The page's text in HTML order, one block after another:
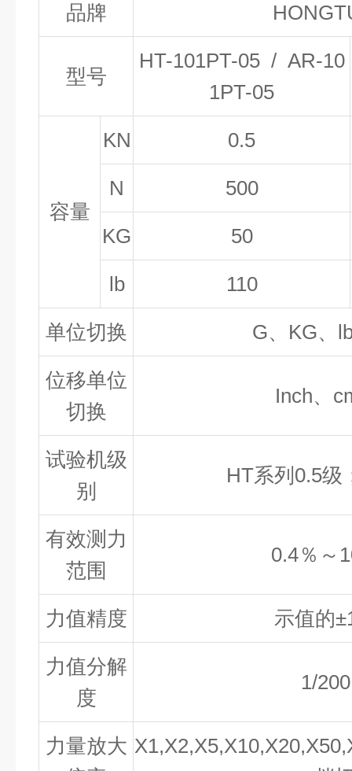
品牌
型号
HT-101PT-05 / AR-10
1PT-05
容量
KN 0.5
N 500
KG 50
lb 110
单位切换 G、 KG、
位移单位
切换
Inch、
试验机级
别
HT系列0.5级
有效测力
范围
0.4％～
力值精度 示值的
力值分解
度
1/
力量放大